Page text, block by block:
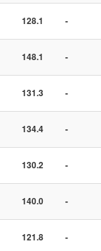
128.1 -
148.1 -
131.3 -
134.4 -
130.2 -
140.0 -
121.8 -